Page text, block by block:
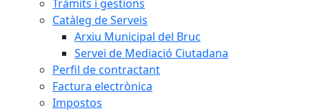
Tràmits i gestions
Catàleg de Serveis
Arxiu Municipal del Bruc
Servei de Mediació Ciutadana
Perfil de contractant
Factura electrònica
Impostos